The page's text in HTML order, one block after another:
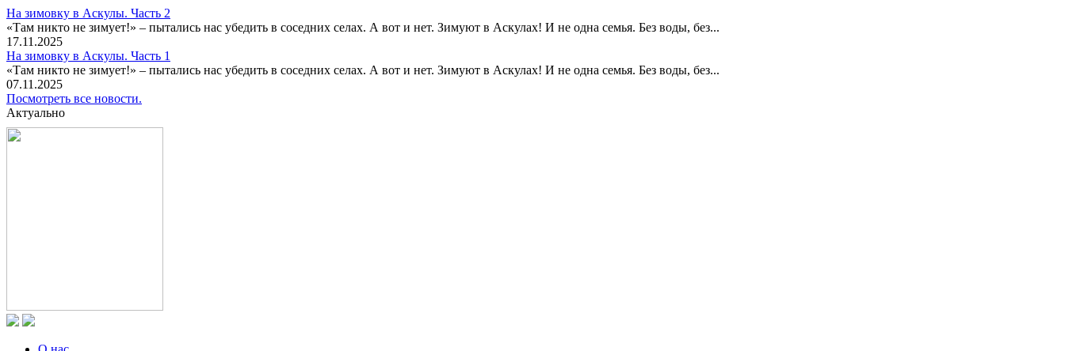
На зимовку в Аскулы. Часть 2
«Там никто не зимует!» – пытались нас убедить в соседних селах. А вот и нет. Зимуют в Аскулах! И не одна семья. Без воды, без...
17.11.2025
На зимовку в Аскулы. Часть 1
«Там никто не зимует!» – пытались нас убедить в соседних селах. А вот и нет. Зимуют в Аскулах! И не одна семья. Без воды, без...
07.11.2025
Посмотреть все новости.
Актуально